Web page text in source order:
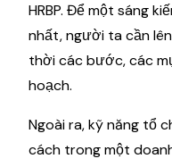
HRBP. Để một sáng
nhất, người ta cần
thời các bước, các
hoạch.
Ngoài ra, kỹ năng tổ
cách trong một